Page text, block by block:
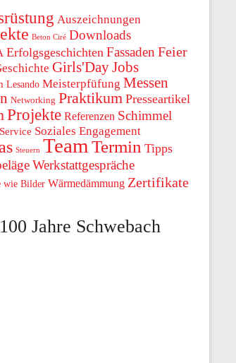
Auszeichnungen
Beton Ciré Downloads
Erfolgsgeschichten Fassaden Feier
Girls'DayJobs
Lesando Meisterpfüfung Messen
Networking Praktikum Presseartikel
Projekte Referenzen Schimmel
Service Soziales Engagement
Steuern Team Termin Tipps
Werkstattgespräche
wie Bilder Wärmedämmung Zertifikate
Jahre Schwebach